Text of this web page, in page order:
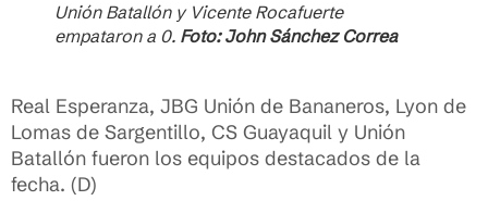
Unión Batallón y Vicente Rocafuerte
empataron a 0. Foto: John Sánchez Correa
Real Esperanza, JBG Unión de Bananeros, Lyon de
Lomas de Sargentillo, CS Guayaquil y Unión
Batallón fueron los equipos destacados de la
fecha. (D)